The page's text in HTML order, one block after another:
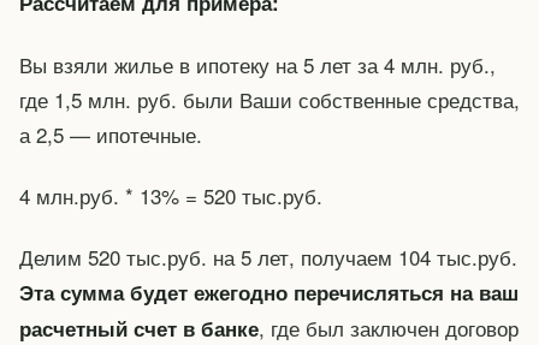
Вы взяли жилье в ипотеку на 5 лет за 4 млн. руб.,
где 1,5 млн. руб. были Ваши собственные средства,
а 2,5 — ипотечные.
4 млн.руб. * 13% = 520 тыс.руб.
Делим 520 тыс.руб. на 5 лет, получаем 104 тыс.руб.
Эта сумма будет ежегодно перечисляться на ваш
расчетный счет в банке, где был заключен договор